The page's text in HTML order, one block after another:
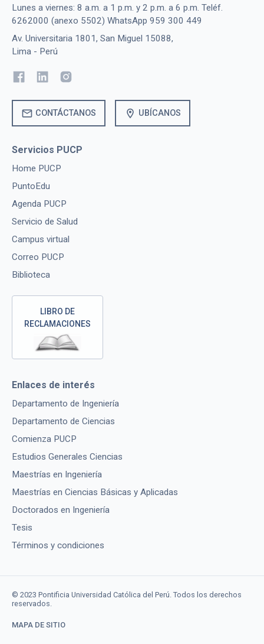
Lunes a viernes: 8 a.m. a 1 p.m. y 2 p.m. a 6 p.m. Teléf.
6262000 (anexo 5502) WhatsApp 959 300 449
Av. Universitaria 1801, San Miguel 15088,
Lima - Perú
mail CONTÁCTANOS location_on UBÍCANOS
Servicios PUCP
Home PUCP
PuntoEdu
Agenda PUCP
Servicio de Salud
Campus virtual
Correo PUCP
Biblioteca
LIBRO DE
RECLAMACIONES
Enlaces de interés
Departamento de Ingeniería
Departamento de Ciencias
Comienza PUCP
Estudios Generales Ciencias
Maestrías en Ingeniería
Maestrías en Ciencias Básicas y Aplicadas
Doctorados en Ingeniería
Tesis
Términos y condiciones
© 2023 Pontificia Universidad Católica del Perú. Todos los derechos
reservados.
MAPA DE SITIO